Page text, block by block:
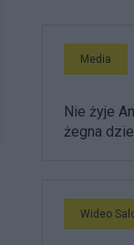
Media
Nie żyje
żegna
Wideo